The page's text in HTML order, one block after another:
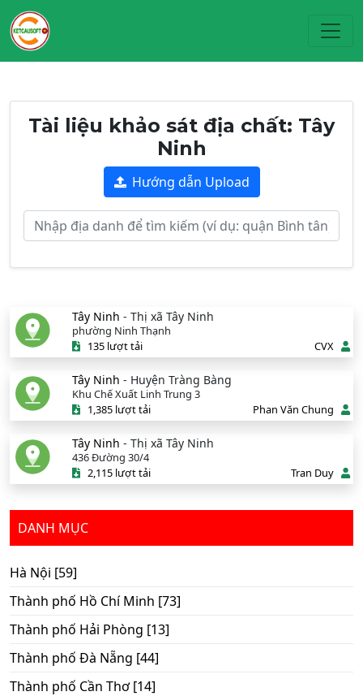
Tài liệu khảo sát địa chất: Tây
Ninh
Hướng dẫn Upload
Tây Ninh - Thị xã Tây Ninh
phường Ninh Thạnh
135 lượt tải
CVX
Tây Ninh - Huyện Tràng Bàng
Khu Chế Xuất Linh Trung 3
1,385 lượt tải
Phan Văn Chung
Tây Ninh - Thị xã Tây Ninh
436 Đường 30/4
2,115 lượt tải
Tran Duy
DANH MỤC
Hà Nội [59]
Thành phố Hồ Chí Minh [73]
Thành phố Hải Phòng [13]
Thành phố Đà Nẵng [44]
Thành phố Cần Thơ [14]